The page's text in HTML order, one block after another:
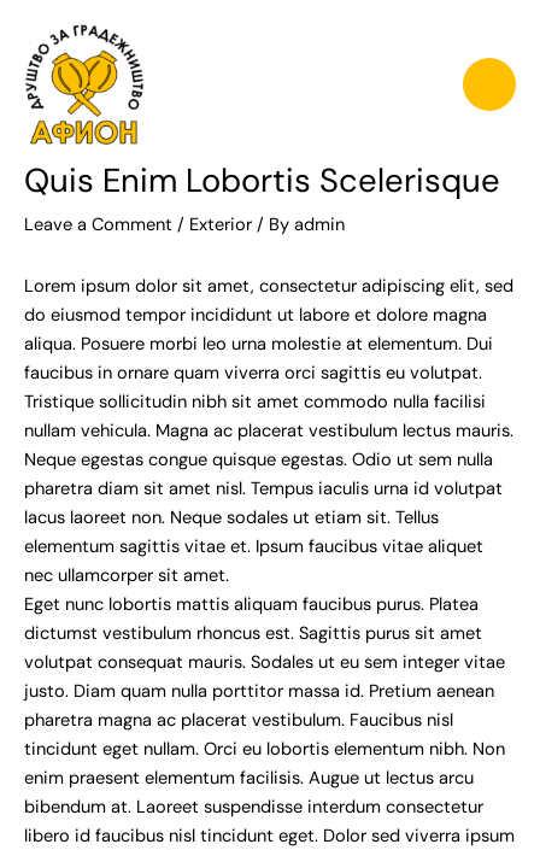
content
Main
Quis Enim Lobortis Scelerisque
Leave a Comment / Exterior / By admin
Lorem ipsum dolor sit amet, consectetur adipiscing elit, sed
do eiusmod tempor incididunt ut labore et dolore magna
aliqua. Posuere morbi leo urna molestie at elementum. Dui
faucibus in ornare quam viverra orci sagittis eu volutpat.
Tristique sollicitudin nibh sit amet commodo nulla facilisi
nullam vehicula. Magna ac placerat vestibulum lectus mauris.
Neque egestas congue quisque egestas. Odio ut sem nulla
pharetra diam sit amet nisl. Tempus iaculis urna id volutpat
lacus laoreet non. Neque sodales ut etiam sit. Tellus
elementum sagittis vitae et. Ipsum faucibus vitae aliquet
nec ullamcorper sit amet.
Eget nunc lobortis mattis aliquam faucibus purus. Platea
dictumst vestibulum rhoncus est. Sagittis purus sit amet
volutpat consequat mauris. Sodales ut eu sem integer vitae
justo. Diam quam nulla porttitor massa id. Pretium aenean
pharetra magna ac placerat vestibulum. Faucibus nisl
tincidunt eget nullam. Orci eu lobortis elementum nibh. Non
enim praesent elementum facilisis. Augue ut lectus arcu
bibendum at. Laoreet suspendisse interdum consectetur
libero id faucibus nisl tincidunt eget. Dolor sed viverra ipsum